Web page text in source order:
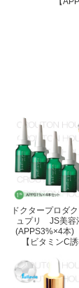
ドクタープロダ
ュプリ JS美
(APPS3%×4本)
【ビタミンC